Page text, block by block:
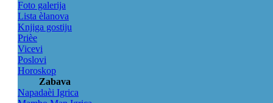
Foto galerija
Lista èlanova
Knjiga gostiju
Prièe
Vicevi
Poslovi
Horoskop
Zabava
Napadaèi Igrica